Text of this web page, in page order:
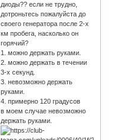
диоды?? если не трудно,
дотроньтесь пожалуйста до
своего генератора после 2-х
км пробега, насколько он
горячий?
1. можно держать руками.
2. можно держать в течении
3-х секунд.
3. невозможно держать
руками.
4. примерно 120 градусов
в моем случае невозможно
держать руками.